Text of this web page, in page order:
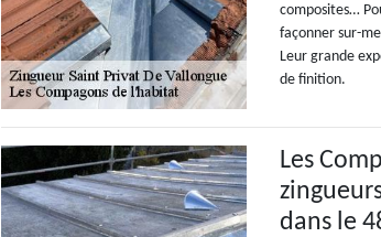
composites…
façonner sur-
Leur grande
de finition.
Les
dans le